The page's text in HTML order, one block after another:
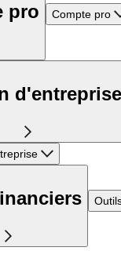
pro Compte pro